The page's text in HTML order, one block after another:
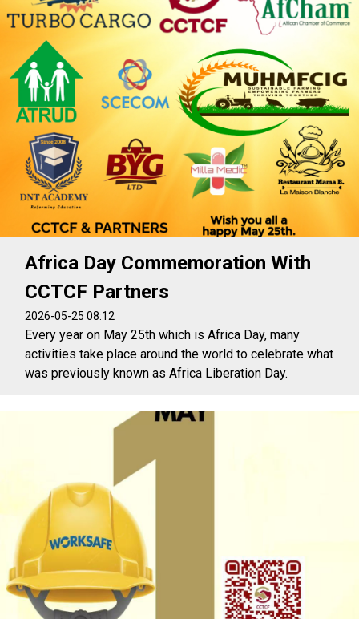
Africa Day Commemoration With
CCTCF Partners
2026-05-25 08:12
Every year on May 25th which is Africa Day, many
activities take place around the world to celebrate what
was previously known as Africa Liberation Day.